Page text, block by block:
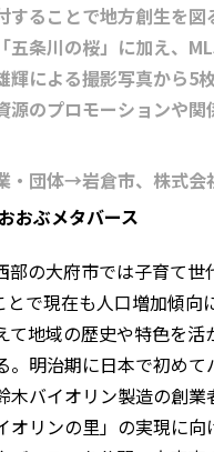
することで地方創生を図
五条川の桜」に加え、
輝による撮影写真から5
源のプロモーションや関
・団体→岩倉市、株式会
おぶメタバース
部の大府市では子育て世
で現在も人口増加傾向
て地域の歴史や特色を活
。明治期に日本で初めて
木バイオリン製造の創業
オリンの里」の実現に向